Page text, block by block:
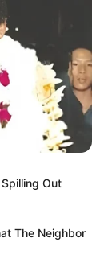
Out
The Neighbor